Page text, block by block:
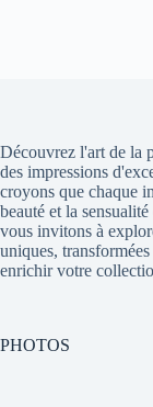
Découvrez l'art de la
des impressions
croyons que chaque
beauté et la
vous invitons à
uniques,
enrichir votre
PHOTOS